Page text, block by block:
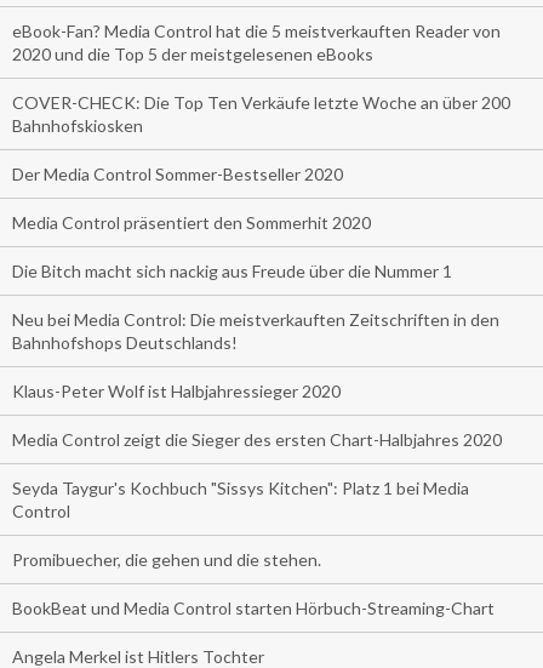
eBook-Fan? Media Control hat die 5 meistverkauften Reader von
2020 und die Top 5 der meistgelesenen eBooks
COVER-CHECK: Die Top Ten Verkäufe letzte Woche an über 200
Bahnhofskiosken
Der Media Control Sommer-Bestseller 2020
Media Control präsentiert den Sommerhit 2020
Die Bitch macht sich nackig aus Freude über die Nummer 1
Neu bei Media Control: Die meistverkauften Zeitschriften in den
Bahnhofshops Deutschlands!
Klaus-Peter Wolf ist Halbjahressieger 2020
Media Control zeigt die Sieger des ersten Chart-Halbjahres 2020
Seyda Taygur's Kochbuch "Sissys Kitchen": Platz 1 bei Media
Control
Promibuecher, die gehen und die stehen.
BookBeat und Media Control starten Hörbuch-Streaming-Chart
Angela Merkel ist Hitlers Tochter